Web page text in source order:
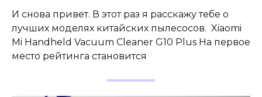
И снова привет. В этот раз я расскажу тебе о
лучших моделях китайских пылесосов. Xiaomi
Mi Handheld Vacuum Cleaner G10 Plus На первое
место рейтинга становится